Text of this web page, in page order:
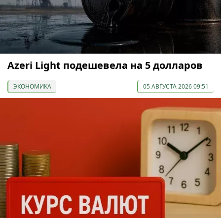
Azeri Light подешевела на 5 долларов
ЭКОНОМИКА 05 АВГУСТА 2026 09:51